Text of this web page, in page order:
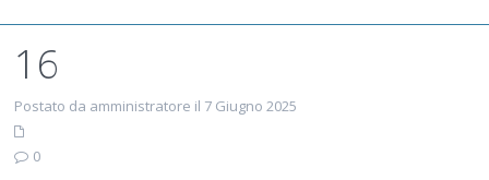
16
Postato da amministratore il 7 Giugno 2025
0